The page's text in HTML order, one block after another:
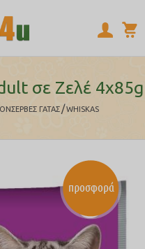
σε Ζελέ 4x85g
ΓΑΤΑΣ /WHISKAS